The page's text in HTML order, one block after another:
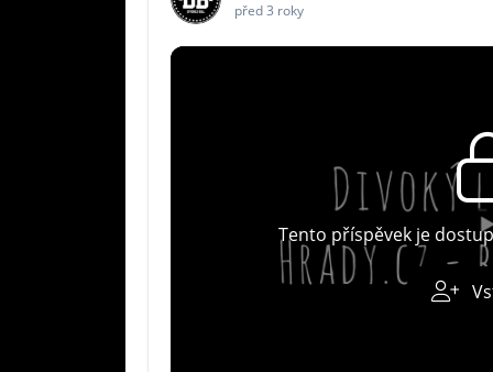
před 3 roky
Tento příspěvek je